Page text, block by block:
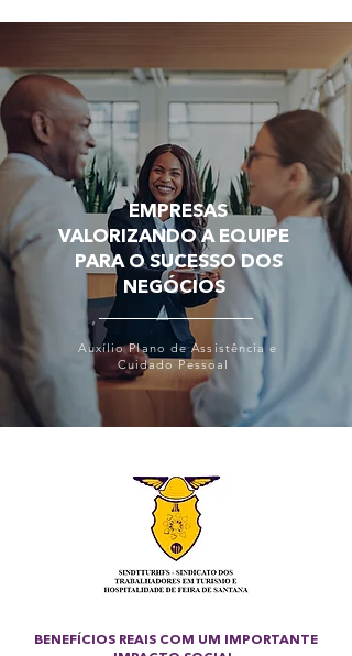
EMPRESAS
VALORIZANDO A EQUIPE
PARA O SUCESSO DOS
NEGÓCIOS
Auxílio Plano de Assistência e
Cuidado Pessoal
BENEFÍCIOS REAIS COM UM
IMPORTANTE